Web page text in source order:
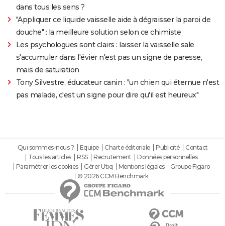
dans tous les sens ?
"Appliquer ce liquide vaisselle aide à dégraisser la paroi de
douche" : la meilleure solution selon ce chimiste
Les psychologues sont clairs : laisser la vaisselle sale
s'accumuler dans l'évier n'est pas un signe de paresse,
mais de saturation
Tony Silvestre, éducateur canin : "un chien qui éternue n'est
pas malade, c'est un signe pour dire qu'il est heureux"
Qui sommes-nous ? Equipe Charte éditoriale Publicité
Contact
Tous les articles
RSS Recrutement
Données personnelles
Paramétrer les cookies
Gérer Utiq Mentions légales
Groupe Figaro
© 2026 CCM Benchmark